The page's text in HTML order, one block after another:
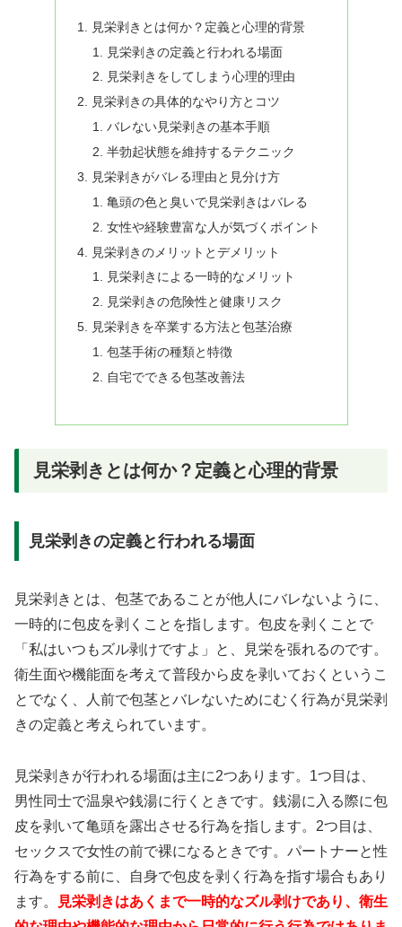
見栄剥きとは何か？定義と心理的背景
見栄剥きの定義と行われる場面
見栄剥きをしてしまう心理的理由
見栄剥きの具体的なやり方とコツ
バレない見栄剥きの基本手順
半勃起状態を維持するテクニック
見栄剥きがバレる理由と見分け方
亀頭の色と臭いで見栄剥きはバレる
女性や経験豊富な人が気づくポイント
見栄剥きのメリットとデメリット
見栄剥きによる一時的なメリット
見栄剥きの危険性と健康リスク
見栄剥きを卒業する方法と包茎治療
包茎手術の種類と特徴
自宅でできる包茎改善法
見栄剥きとは何か？定義と心理的背景
見栄剥きの定義と行われる場面
見栄剥きとは、包茎であることが他人にバレないように、
一時的に包皮を剥くことを指します。包皮を剥くことで
「私はいつもズル剥けですよ」と、見栄を張れるのです。
衛生面や機能面を考えて普段から皮を剥いておくというこ
とでなく、人前で包茎とバレないためにむく行為が見栄剥
きの定義と考えられています。
見栄剥きが行われる場面は主に2つあります。1つ目は、
男性同士で温泉や銭湯に行くときです。銭湯に入る際に包
皮を剥いて亀頭を露出させる行為を指します。2つ目は、
セックスで女性の前で裸になるときです。パートナーと性
行為をする前に、自身で包皮を剥く行為を指す場合もあり
ます。
見栄剥きはあくまで一時的なズル剥けであり、衛生